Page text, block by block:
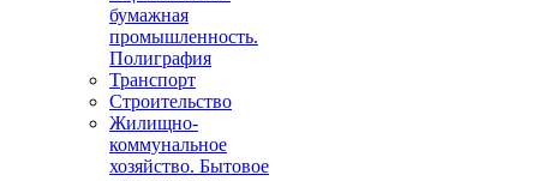
бумажная
промышленность.
Полиграфия
Транспорт
Строительство
Жилищно-
коммунальное
хозяйство. Бытовое